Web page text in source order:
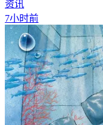
资讯
7小时前